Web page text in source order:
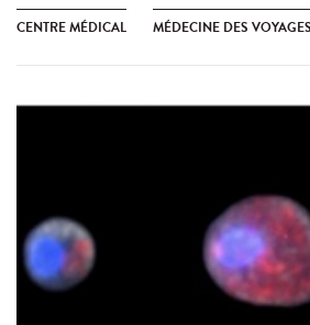
CENTRE MÉDICAL MÉDECINE DES VOYAGES